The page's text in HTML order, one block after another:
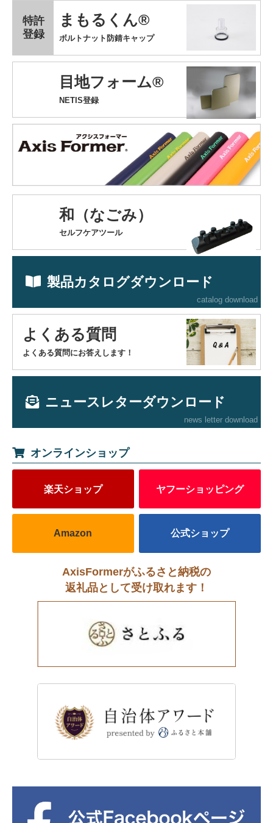
まもるくん®
特許
登録
ボルトナット防錆キャップ
目地フォーム®
NETIS登録
和（なごみ）
セルフケアツール
製品カタログダウンロード
catalog download
よくある質問
よくある質問にお答えします！
ニュースレターダウンロード
news letter download
オンラインショップ
楽天ショップ ヤフーショッピング
Amazon 公式ショップ
AxisFormerがふるさと納税の
返礼品として受け取れます！